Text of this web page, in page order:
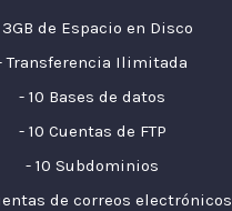
de Espacio en Disco
Transferencia Ilimitada
- 10 Bases de datos
- 10 Cuentas de FTP
- 10 Subdominios
de correos electrónicos